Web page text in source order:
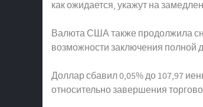
как ожидается, укажут на
Валюта США также продолжила
возможности заключения полной
Доллар сбавил 0,05% до 107,97
относительно завершения